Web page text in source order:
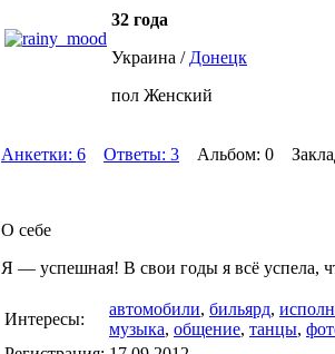
32 года
Украина / Донецк
пол Женский
Анкетки: 6 Ответы: 3 Альбом: 0
О себе
Я — успешная! В свои годы я всё успела,
Интересы:
автомобили, бильярд,
музыка, общение, танцы,